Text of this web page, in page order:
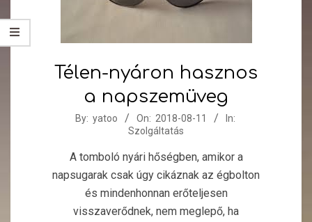
Télen-nyáron hasznos
a napszemüveg
2018-By: yatoo On: 2018-08-11
In:
Szolgáltatás
A tomboló nyári hőségben, amikor a
napsugarak csak úgy cikáznak az égbolton
és mindenhonnan erőteljesen
visszaverődnek, nem meglepő, ha